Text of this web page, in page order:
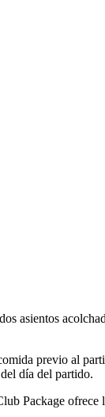
asientos
previo al
día del partido.
Package